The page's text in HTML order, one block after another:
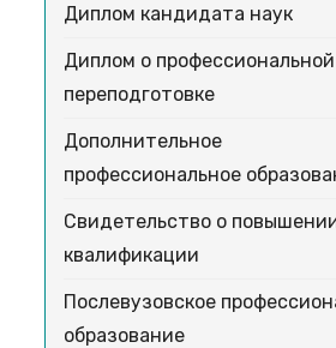
Диплом кандидата наук
Диплом о профессиональной
переподготовке
Дополнительное
профессиональное
Свидетельство о
квалификации
Послевузовское
образование